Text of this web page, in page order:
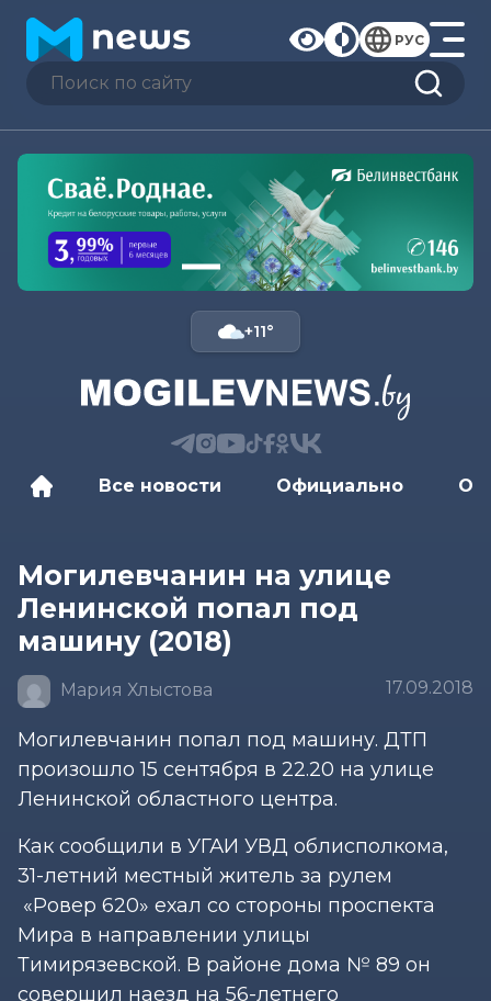
РУС
+11°
Все новости Официально
Могилевчанин на улице
Ленинской попал под
машину (2018)
Мария Хлыстова 17.09.2018
Могилевчанин попал под машину. ДТП
произошло 15 сентября в 22.20 на улице
Ленинской областного центра.
Как сообщили в УГАИ УВД облисполкома,
31-летний местный житель за рулем
«Ровер 620» ехал со стороны проспекта
Мира в направлении улицы
Тимирязевской. В районе дома № 89 он
совершил наезд на 56-летнего